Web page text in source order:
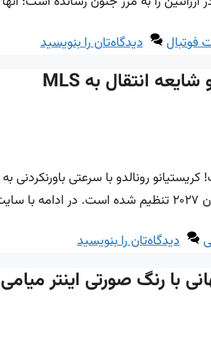
فوتبال دیدگاه‌تان را بنویسید
…
دیدگاه‌تان را بنویسید
با رنگ صورتی اینتر میامی